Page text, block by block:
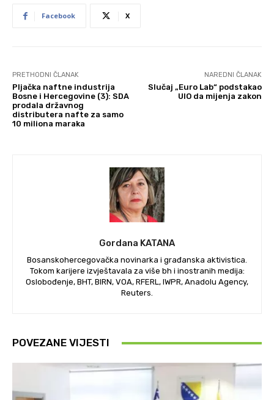
Facebook X
PRETHODNI ČLANAK
Pljačka naftne industrija
Bosne i Hercegovine (3): SDA
prodala državnog
distributera nafte za samo
10 miliona maraka
NAREDNI ČLANAK
Slučaj „Euro Lab“ podstakao
UIO da mijenja zakon
Gordana KATANA
Bosanskohercegovačka novinarka i građanska aktivistica.
Tokom karijere izvještavala za više bh i inostranih medija:
Oslobođenje, BHT, BIRN, VOA, RFERL, IWPR, Anadolu Agency,
Reuters.
POVEZANE VIJESTI